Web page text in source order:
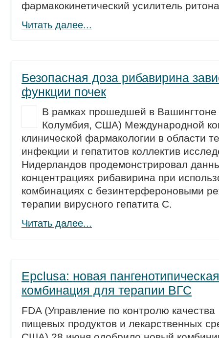
фармакокинетический усилитель
Читать далее...
Безопасная доза рибавирина
функции почек
В рамках прошедшей в Вашингтоне
Колумбия, США) Международной
клинической фармакологии в области
инфекции и гепатитов коллектив
Нидерландов продемонстрировал
концентрациях рибавирина при
комбинациях с безинтерфероновыми
терапии вирусного гепатита С.
Читать далее...
Epclusa: новая пангенотипическая
комбинация для терапии ВГС
FDA (Управление по контролю качества
пищевых продуктов и лекарственных